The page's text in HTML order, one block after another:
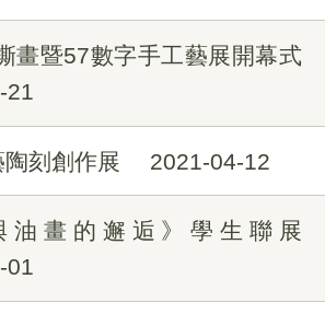
畫暨57數字手工藝展開幕式
21
刻創作展 2021-04-12
油畫的邂逅》學生聯展
01